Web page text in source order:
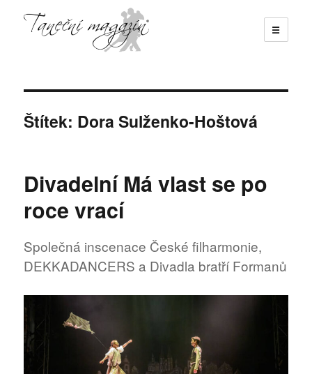
☰
Štítek: Dora Sulženko-Hoštová
Divadelní Má vlast se po
roce vrací
Společná inscenace České filharmonie,
DEKKADANCERS a Divadla bratří Formanů